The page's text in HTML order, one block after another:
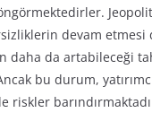
devam etmesi
daha da artabileceği
bu durum,
riskler